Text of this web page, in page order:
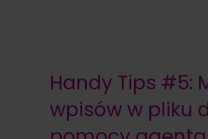
Handy Tips #5:
wpisów w pliku